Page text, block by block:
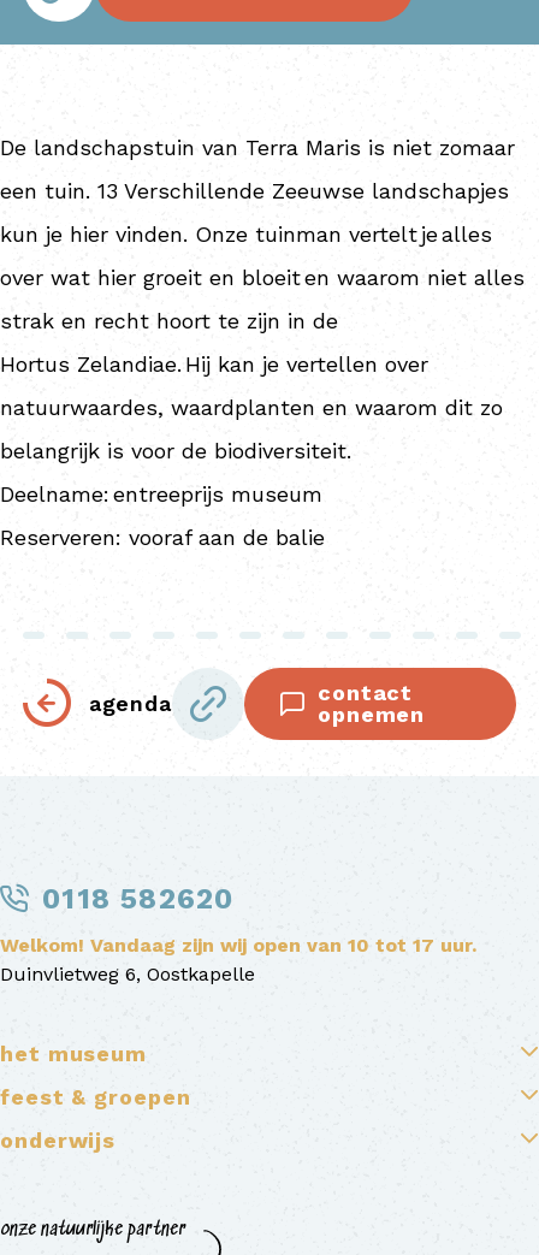
De landschapstuin van Terra Maris is niet zomaar
een tuin. 13 Verschillende Zeeuwse landschapjes
kun je hier vinden. Onze tuinman verteltje alles
over wat hier groeit en bloeit en waarom niet alles
strak en recht hoort te zijn in de
Hortus Zelandiae. Hij kan je vertellen over
natuurwaardes, waardplanten en waarom dit zo
belangrijk is voor de biodiversiteit.
Deelname: entreeprijs museum
Reserveren: vooraf aan de balie
agenda
contact
opnemen
0118 582620
Welkom! Vandaag zijn wij open van 10 tot 17 uur.
Duinvlietweg 6, Oostkapelle
het museum
feest & groepen
onderwijs
onze natuurlijke partner